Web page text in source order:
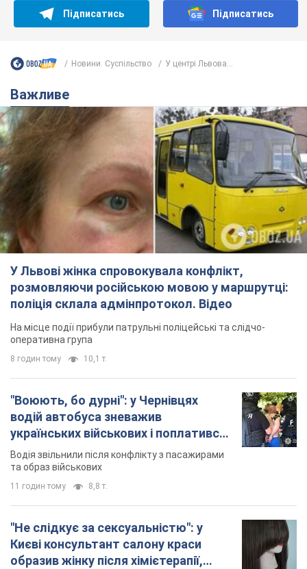
Підписатись Підписатись
Новини. Суспільство У центрі Львова...
Важливе
У Львові жінка спровокувала конфлікт,
розмовляючи російською мовою у маршрутці:
поліція склала адмінпротокол. Відео
На місце події прибули патрульні поліцейські та слідчо-
оперативна група
8 годин тому 10,1 т.
"Воюють, бо дурні": у Чернівцях
водій автобуса зневажив
українських військових і поплатився.
Відео
Водія звільнили після конфлікту з пасажирами
та образ військових
11 годин тому 8,8 т.
"Не слідкує за сексуальністю": у
Києві консультант салону краси
образив жінку після хімієтерапії,